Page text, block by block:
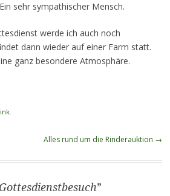
sehr sympathischer Mensch.
werde ich auch noch
dann wieder auf einer Farm statt.
ganz besondere Atmosphäre.
.
Alles rund um die Rinderauktion →
”